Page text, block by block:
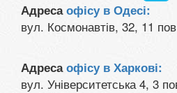
Адресаофісу в Одесі:
вул. Космонавтів, 32, 11
Адресаофісу в Харкові:
вул. Університетська 4, 3